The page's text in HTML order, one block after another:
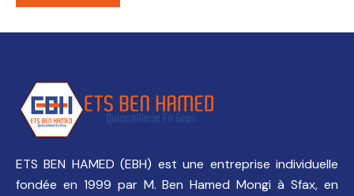
ETS BEN HAMED (EBH) est une entreprise individuelle
fondée en 1999 par M. Ben Hamed Mongi à Sfax, en